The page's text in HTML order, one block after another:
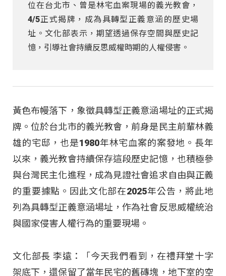
位在台北市、曾是林宅血案現場的義光教會，
4/5正式揭牌，成為具轉型正義意涵的歷史場
址。文化部表示，期望透過保存空間與歷史記
憶，引導社會持續反思威權時期的人權侵害。
黃色布幔落下，象徵具轉型正義意涵場址的正式揭
牌。位於台北市的義光教會，前身是民主前輩林義
雄的宅邸，也是1980年林宅血案的案發地。長年
以來，義光教會持續保存這段歷史記憶，也積極參
與台灣民主化進程，成為見證社會追求自由與正義
的重要據點。因此文化部在2025年公告，將此地
列為具轉型正義意涵場址，作為社會反思威權統治
與國家侵害人權行為的重要現場。
文化部長 李遠：「今天我們看到，在禮拜堂十字
架底下，還保留了當年民宅的舊磚塊，地下室的空